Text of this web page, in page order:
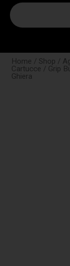
Home / Shop /
Cartucce / Grip
Ghiera